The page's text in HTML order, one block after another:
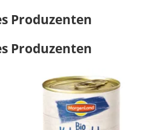
Produzenten
Produzenten